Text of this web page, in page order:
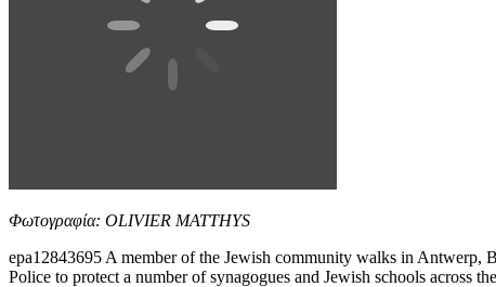
Φωτογραφία: OLIVIER MATTHYS
epa12843695 A member of the Jewish community walks in
Police to protect a number of synagogues and Jewish schools